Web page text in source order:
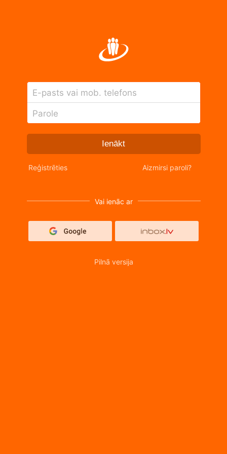
E-pasts vai mob. telefons
Parole
Ienākt
Reģistrēties Aizmirsi paroli?
Vai ienāc ar
Pilnā versija